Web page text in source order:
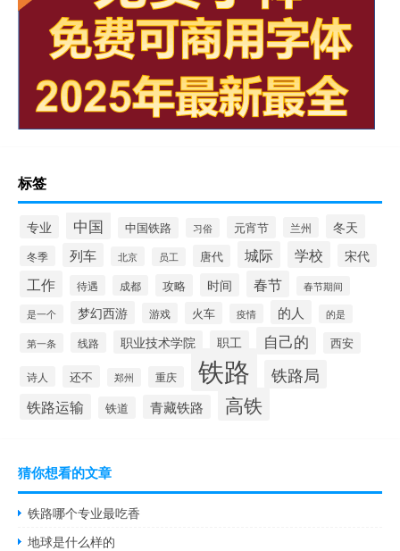
标签
专业 中国 中国铁路 习俗 元宵节 兰州 冬天
冬季 列车 北京 员工 唐代 城际 学校 宋代
工作 待遇 成都 攻略 时间 春节 春节期间
是一个 梦幻西游 游戏 火车 疫情 的人 的是
第一条 线路 职业技术学院 职工 自己的 西安
诗人 还不 郑州 重庆 铁路 铁路局
铁路运输 铁道 青藏铁路 高铁
猜你想看的文章
铁路哪个专业最吃香
地球是什么样的